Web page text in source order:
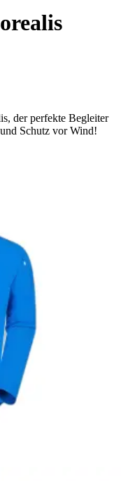
der perfekte Begleiter
Schutz vor Wind!